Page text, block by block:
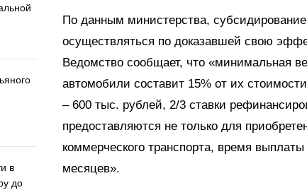
в
до
По данным министерства, субсидирование
осуществляться по доказавшей свою
Ведомство сообщает, что «минимальная
автомобили составит 15% от их
– 600 тыс. рублей, 2/3 ставки
предоставляются не только для
коммерческого транспорта, время
месяцев».